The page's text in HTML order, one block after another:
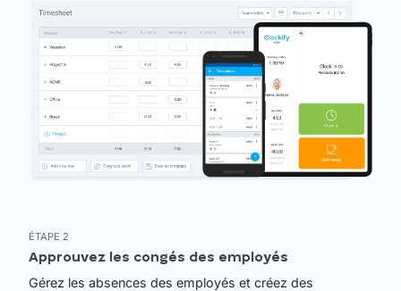
ÉTAPE 2
Approuvez les congés des employés
Gérez les absences des employés et créez des